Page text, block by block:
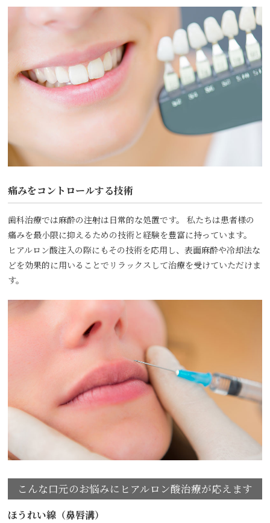
痛みをコントロールする技術
歯科治療では麻酔の注射は日常的な処置です。 私たちは患者様の
痛みを最小限に抑えるための技術と経験を豊富に持っています。
ヒアルロン酸注入の際にもその技術を応用し、表面麻酔や冷却法な
どを効果的に用いることでリラックスして治療を受けていただけま
す。
こんな口元のお悩みにヒアルロン酸治療が応えます
ほうれい線（鼻唇溝）